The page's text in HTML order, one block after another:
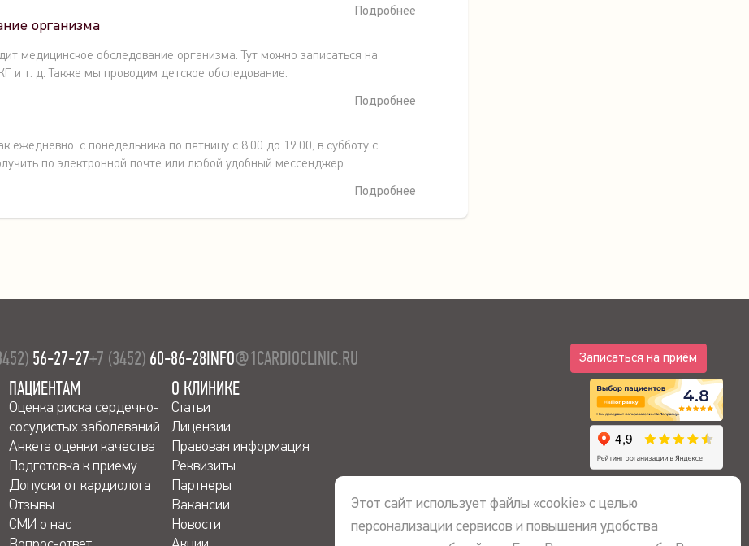
Подробнее
организма
медицинское обследование организма. Тут можно записаться на
и т. д. Также мы проводим детское обследование.
Подробнее
ежедневно: с понедельника по пятницу с 8:00 до 19:00, в субботу с
по электронной почте или любой удобный мессенджер.
Подробнее
56-27-27+7 (3452) 60-86-28INFO@1CARDIOCLINIC.RU Записаться на приём
ПАЦИЕНТАМ
Оценка риска сердечно-
сосудистых заболеваний
Анкета оценки качества
Подготовка к приему
Допуски от кардиолога
Отзывы
СМИ о нас
О КЛИНИКЕ
Статьи
Лицензии
Правовая информация
Реквизиты
Партнеры
Вакансии
Новости
4.8
Этот сайт использует файлы «cookie» с целью
персонализации сервисов и повышения удобства